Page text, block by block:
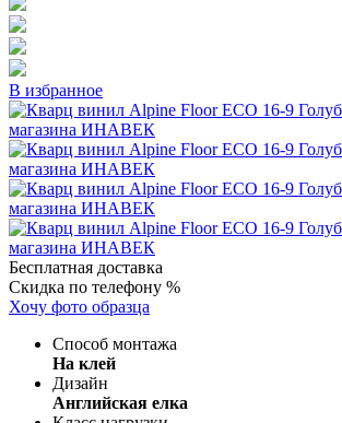
В избранное
Бесплатная доставка
Скидка по телефону %
Хочу фото образца
Способ монтажа
На клей
Дизайн
Английская елка